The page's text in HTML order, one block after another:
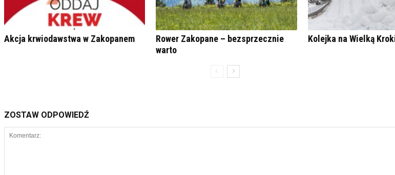
Akcja krwiodawstwa w Zakopanem
Rower Zakopane – bezsprzecznie
warto
Kolejka na Wielką
ZOSTAW ODPOWIEDŹ